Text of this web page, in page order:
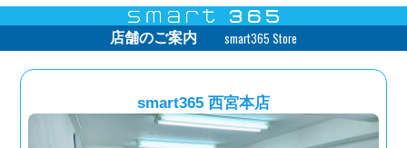
店舗のご案内 smart365 Store
smart365 西宮本店